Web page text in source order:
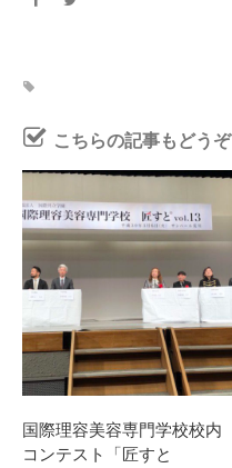
こちらの記事もどうぞ
国際理容美容専門学校校内
コンテスト「匠すと